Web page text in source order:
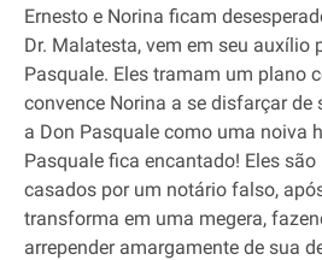
Ernesto e Norina ficam
Dr. Malatesta, vem em seu auxílio
Pasquale. Eles tramam um plano
convence Norina a se disfarçar de
a Don Pasquale como uma noiva
Pasquale fica encantado! Eles
casados por um notário falso,
transforma em uma megera,
arrepender amargamente de sua